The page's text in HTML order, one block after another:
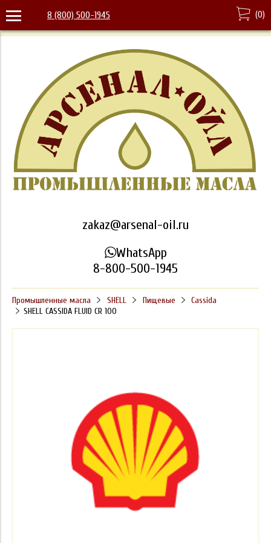
8 (800) 500-1945 (0)
zakaz@arsenal-oil.ru
WhatsApp
8-800-500-1945
Промышленные масла SHELL Пищевые
Cassida
SHELL CASSIDA FLUID CR 100